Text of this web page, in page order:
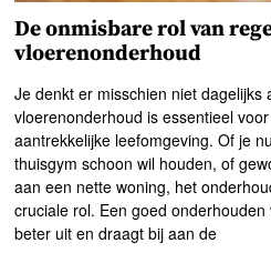
De onmisbare rol van
vloerenonderhoud
Je denkt er misschien niet dagelijks
vloerenonderhoud is essentieel
aantrekkelijke leefomgeving. Of je
thuisgym schoon wil houden, of
aan een nette woning, het
cruciale rol. Een goed
beter uit en draagt bij aan de